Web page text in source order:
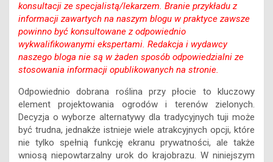
konsultacji ze specjalistą/lekarzem. Branie przykładu z
informacji zawartych na naszym blogu w praktyce zawsze
powinno być konsultowane z odpowiednio
wykwalifikowanymi ekspertami. Redakcja i wydawcy
naszego bloga nie są w żaden sposób odpowiedzialni ze
stosowania informacji opublikowanych na stronie.
Odpowiednio dobrana roślina przy płocie to kluczowy
element projektowania ogrodów i terenów zielonych.
Decyzja o wyborze alternatywy dla tradycyjnych tuji może
być trudna, jednakże istnieje wiele atrakcyjnych opcji, które
nie tylko spełnią funkcję ekranu prywatności, ale także
wniosą niepowtarzalny urok do krajobrazu. W niniejszym